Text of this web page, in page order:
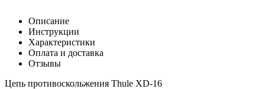
Описание
Инструкции
Характеристики
Оплата и доставка
Отзывы
Цепь противоскольжения Thule XD-16